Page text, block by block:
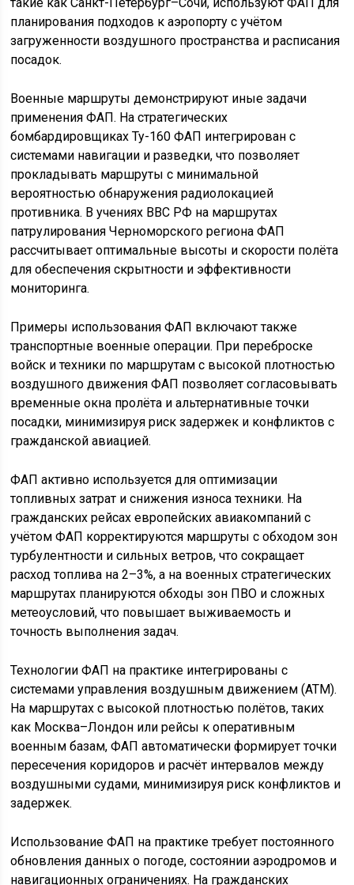
планирования подходов к аэропорту с учётом
загруженности воздушного пространства и расписания
посадок.
Военные маршруты демонстрируют иные задачи
применения ФАП. На стратегических
бомбардировщиках Ту-160 ФАП интегрирован с
системами навигации и разведки, что позволяет
прокладывать маршруты с минимальной
вероятностью обнаружения радиолокацией
противника. В учениях ВВС РФ на маршрутах
патрулирования Черноморского региона ФАП
рассчитывает оптимальные высоты и скорости полёта
для обеспечения скрытности и эффективности
мониторинга.
Примеры использования ФАП включают также
транспортные военные операции. При переброске
войск и техники по маршрутам с высокой плотностью
воздушного движения ФАП позволяет согласовывать
временные окна пролёта и альтернативные точки
посадки, минимизируя риск задержек и конфликтов с
гражданской авиацией.
ФАП активно используется для оптимизации
топливных затрат и снижения износа техники. На
гражданских рейсах европейских авиакомпаний с
учётом ФАП корректируются маршруты с обходом зон
турбулентности и сильных ветров, что сокращает
расход топлива на 2–3%, а на военных стратегических
маршрутах планируются обходы зон ПВО и сложных
метеоусловий, что повышает выживаемость и
точность выполнения задач.
Технологии ФАП на практике интегрированы с
системами управления воздушным движением (ATM).
На маршрутах с высокой плотностью полётов, таких
как Москва–Лондон или рейсы к оперативным
военным базам, ФАП автоматически формирует точки
пересечения коридоров и расчёт интервалов между
воздушными судами, минимизируя риск конфликтов и
задержек.
Использование ФАП на практике требует постоянного
обновления данных о погоде, состоянии аэродромов и
навигационных ограничениях. На гражданских